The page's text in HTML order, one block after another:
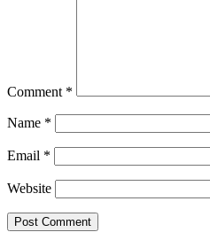
Comment *
Name *
Email *
Website